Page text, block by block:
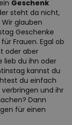
Geschenk
steht da nicht,
glauben
Geschenke
Frauen. Egal ob
oder aber
lieb du ihn oder
kannst du
du einfach
und ihr
Dann
für einen